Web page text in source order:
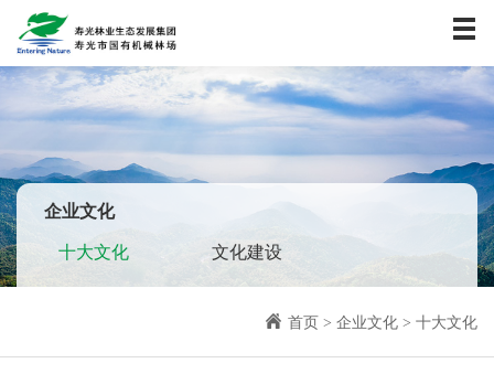
关于我们
资讯中心
业务板块
社会责任
人力资源
企业文化
十大文化 文化建设
首页 > 企业文化 > 十大文化